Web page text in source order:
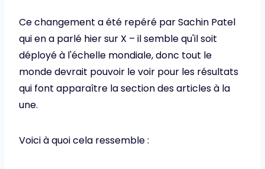
Ce changement a été repéré par Sachin Patel
qui en a parlé hier sur X – il semble qu'il soit
déployé à l'échelle mondiale, donc tout le
monde devrait pouvoir le voir pour les résultats
qui font apparaître la section des articles à la
une.
Voici à quoi cela ressemble :